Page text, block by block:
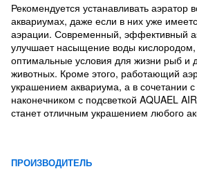
Рекомендуется устанавливать аэратор
аквариумах, даже если в них уже
аэрации. Современный, эффективный
улучшает насыщение воды кислородом,
оптимальные условия для жизни рыб и
животных. Кроме этого, работающий
украшением аквариума, а в сочетании
наконечником с подсветкой AQUAEL
станет отличным украшением любого
ПРОИЗВОДИТЕЛЬ